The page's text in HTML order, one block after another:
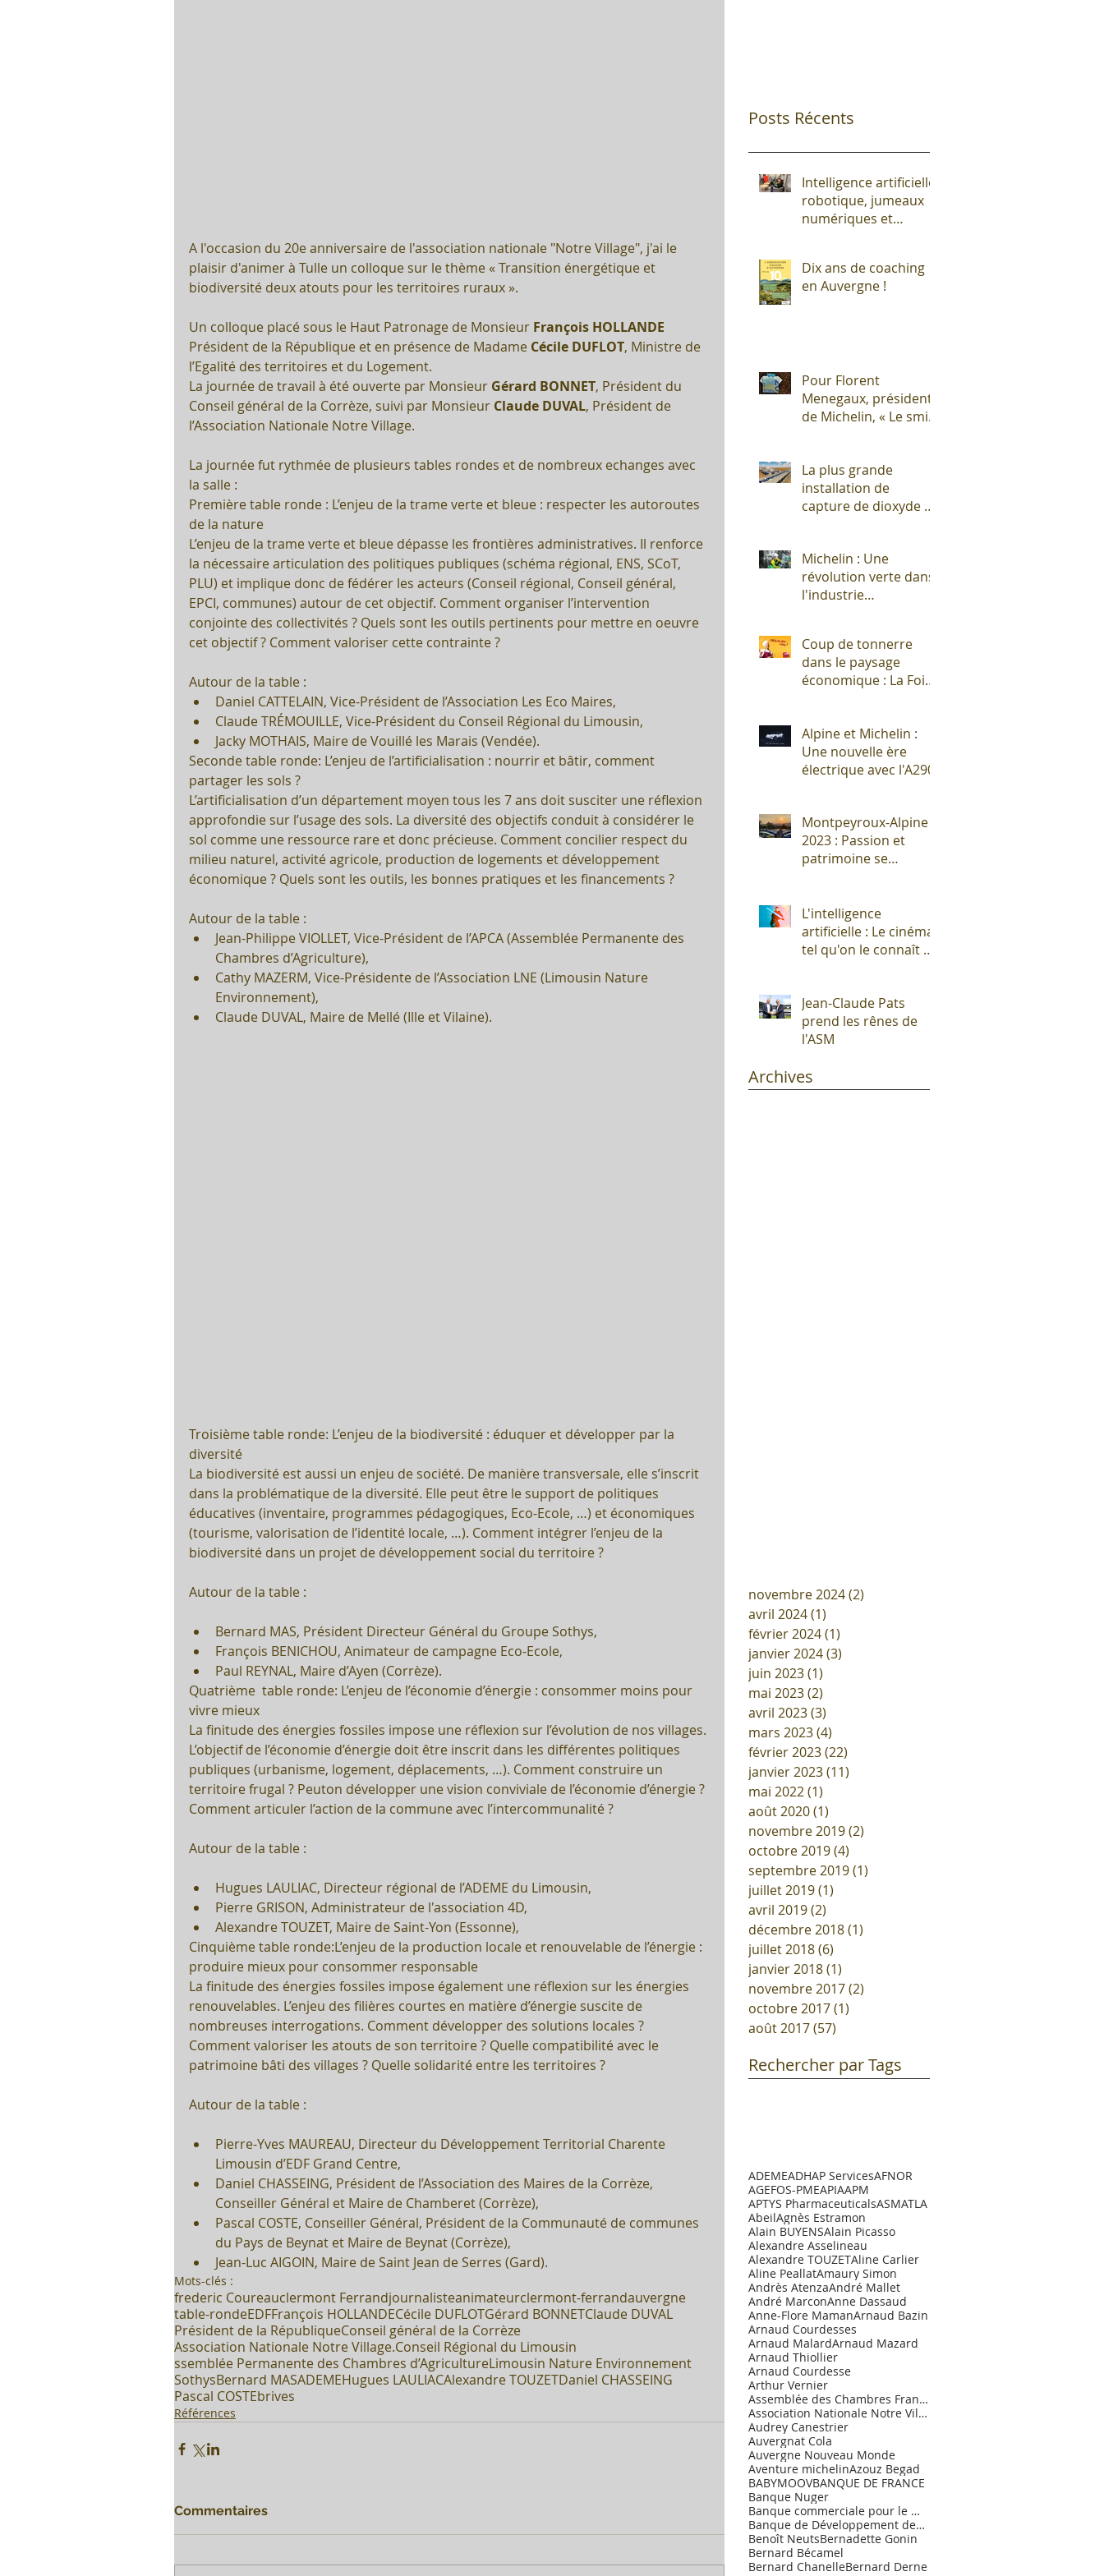
A l'occasion du 20e anniversaire de l'association nationale "Notre Village", j'ai le
plaisir d'animer à Tulle un colloque sur le thème « Transition énergétique et
biodiversité deux atouts pour les territoires ruraux ».
Un colloque placé sous le Haut Patronage de Monsieur François HOLLANDE
Président de la République et en présence de Madame Cécile DUFLOT, Ministre de
l’Egalité des territoires et du Logement.
La journée de travail à été ouverte par Monsieur Gérard BONNET, Président du
Conseil général de la Corrèze, suivi par Monsieur Claude DUVAL, Président de
l’Association Nationale Notre Village.
La journée fut rythmée de plusieurs tables rondes et de nombreux echanges avec
la salle :
Première table ronde : L’enjeu de la trame verte et bleue : respecter les autoroutes
de la nature
L’enjeu de la trame verte et bleue dépasse les frontières administratives. Il renforce
la nécessaire articulation des politiques publiques (schéma régional, ENS, SCoT,
PLU) et implique donc de fédérer les acteurs (Conseil régional, Conseil général,
EPCI, communes) autour de cet objectif. Comment organiser l’intervention
conjointe des collectivités ? Quels sont les outils pertinents pour mettre en oeuvre
cet objectif ? Comment valoriser cette contrainte ?
Autour de la table :
Daniel CATTELAIN, Vice-Président de l’Association Les Eco Maires,
Claude TRÉMOUILLE, Vice-Président du Conseil Régional du Limousin,
Jacky MOTHAIS, Maire de Vouillé les Marais (Vendée).
Seconde table ronde: L’enjeu de l’artificialisation : nourrir et bâtir, comment
partager les sols ?
L’artificialisation d’un département moyen tous les 7 ans doit susciter une réflexion
approfondie sur l’usage des sols. La diversité des objectifs conduit à considérer le
sol comme une ressource rare et donc précieuse. Comment concilier respect du
milieu naturel, activité agricole, production de logements et développement
économique ? Quels sont les outils, les bonnes pratiques et les financements ?
Autour de la table :
Jean-Philippe VIOLLET, Vice-Président de l’APCA (Assemblée Permanente des
Chambres d’Agriculture),
Cathy MAZERM, Vice-Présidente de l’Association LNE (Limousin Nature
Environnement),
Claude DUVAL, Maire de Mellé (Ille et Vilaine).
Troisième table ronde: L’enjeu de la biodiversité : éduquer et développer par la
diversité
La biodiversité est aussi un enjeu de société. De manière transversale, elle s’inscrit
dans la problématique de la diversité. Elle peut être le support de politiques
éducatives (inventaire, programmes pédagogiques, Eco-Ecole, …) et économiques
(tourisme, valorisation de l’identité locale, …). Comment intégrer l’enjeu de la
biodiversité dans un projet de développement social du territoire ?
Autour de la table :
Bernard MAS, Président Directeur Général du Groupe Sothys,
François BENICHOU, Animateur de campagne Eco-Ecole,
Paul REYNAL, Maire d’Ayen (Corrèze).
Quatrième  table ronde: L’enjeu de l’économie d’énergie : consommer moins pour
vivre mieux
La finitude des énergies fossiles impose une réflexion sur l’évolution de nos villages.
L’objectif de l’économie d’énergie doit être inscrit dans les différentes politiques
publiques (urbanisme, logement, déplacements, …). Comment construire un
territoire frugal ? Peuton développer une vision conviviale de l’économie d’énergie ?
Comment articuler l’action de la commune avec l’intercommunalité ?
Autour de la table :
Hugues LAULIAC, Directeur régional de l’ADEME du Limousin,
Pierre GRISON, Administrateur de l'association 4D,
Alexandre TOUZET, Maire de Saint-Yon (Essonne),
Cinquième table ronde:L’enjeu de la production locale et renouvelable de l’énergie :
produire mieux pour consommer responsable
La finitude des énergies fossiles impose également une réflexion sur les énergies
renouvelables. L’enjeu des filières courtes en matière d’énergie suscite de
nombreuses interrogations. Comment développer des solutions locales ?
Comment valoriser les atouts de son territoire ? Quelle compatibilité avec le
patrimoine bâti des villages ? Quelle solidarité entre les territoires ?
Autour de la table :
Pierre-Yves MAUREAU, Directeur du Développement Territorial Charente
Limousin d’EDF Grand Centre,
Daniel CHASSEING, Président de l’Association des Maires de la Corrèze,
Conseiller Général et Maire de Chamberet (Corrèze),
Pascal COSTE, Conseiller Général, Président de la Communauté de communes
du Pays de Beynat et Maire de Beynat (Corrèze),
Jean-Luc AIGOIN, Maire de Saint Jean de Serres (Gard).
Mots-clés :
frederic Coureauclermont Ferrandjournalisteanimateurclermont-ferrandauvergne
table-rondeEDFFrançois HOLLANDECécile DUFLOTGérard BONNETClaude DUVAL
Président de la RépubliqueConseil général de la Corrèze
Association Nationale Notre Village.Conseil Régional du Limousin
ssemblée Permanente des Chambres d’AgricultureLimousin Nature Environnement
SothysBernard MASADEMEHugues LAULIACAlexandre TOUZETDaniel CHASSEING
Pascal COSTEbrives
Références
Commentaires
Posts Récents
Intelligence artificielle,
robotique, jumeaux
numériques et
défis pour l'industrie !
Dix ans de coaching
en Auvergne !
Pour Florent
Menegaux, président
de Michelin, « Le smic
La plus grande
installation de
capture de dioxyde de
terre !
Michelin : Une
révolution verte dans
l'industrie
Coup de tonnerre
dans le paysage
économique : La Foire
c'est fini !
Alpine et Michelin :
Une nouvelle ère
électrique avec l'A290
Montpeyroux-Alpine
2023 : Passion et
patrimoine se
L'intelligence
artificielle : Le cinéma
tel qu'on le connaît vit
Jean-Claude Pats
prend les rênes de
l'ASM
Archives
novembre 2024(2)
avril 2024(1)
février 2024(1)
janvier 2024(3)
juin 2023(1)
mai 2023(2)
avril 2023(3)
mars 2023(4)
février 2023(22)
janvier 2023(11)
mai 2022(1)
août 2020(1)
novembre 2019(2)
octobre 2019(4)
septembre 2019(1)
juillet 2019(1)
avril 2019(2)
décembre 2018(1)
juillet 2018(6)
janvier 2018(1)
novembre 2017(2)
octobre 2017(1)
août 2017(57)
Rechercher par Tags
ADEMEADHAP ServicesAFNOR
AGEFOS-PMEAPIAAPM
APTYS PharmaceuticalsASMATLA
AbeilAgnès Estramon
Alain BUYENSAlain Picasso
Alexandre Asselineau
Alexandre TOUZETAline Carlier
Aline PeallatAmaury Simon
Andrès AtenzaAndré Mallet
André MarconAnne Dassaud
Anne-Flore MamanArnaud Bazin
Arnaud Courdesses
Arnaud MalardArnaud Mazard
Arnaud Thiollier
Arnaud Courdesse
Arthur Vernier
Assemblée des Chambres Françaises de Commerce et d
Association Nationale Notre Village.
Audrey Canestrier
Auvergnat Cola
Auvergne Nouveau Monde
Aventure michelinAzouz Begad
BABYMOOVBANQUE DE FRANCE
Banque Nuger
Banque commerciale pour le Marché de l'Entrepr
Banque de Développement des PME
Benoît NeutsBernadette Gonin
Bernard Bécamel
Bernard ChanelleBernard Derne